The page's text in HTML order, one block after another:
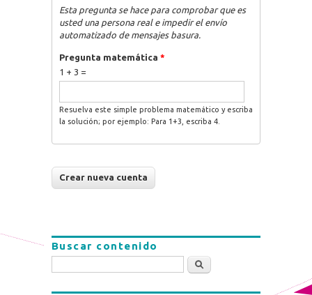
Esta pregunta se hace para comprobar que es
usted una persona real e impedir el envío
automatizado de mensajes basura.
Pregunta matemática *
1 + 3 =
Resuelva este simple problema matemático y escriba
la solución; por ejemplo: Para 1+3, escriba 4.
Buscar contenido
Buscar